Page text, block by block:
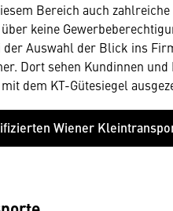
Bereich auch
keine
Auswahl der Blick ins
Dort sehen Kundinnen und
dem KT-Gütesiegel
Wiener